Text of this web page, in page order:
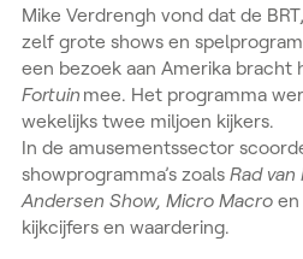
Mike Verdrengh vond dat de
zelf grote shows en
een bezoek aan Amerika bracht
Fortuin mee. Het programma
wekelijks twee miljoen kijkers.
In de amusementssector
showprogramma’s zoals Rad van
Andersen Show, Micro Macro en
kijkcijfers en waardering.